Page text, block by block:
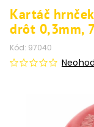
Kartáč
drôt 0,3mm,
Kód: 97040